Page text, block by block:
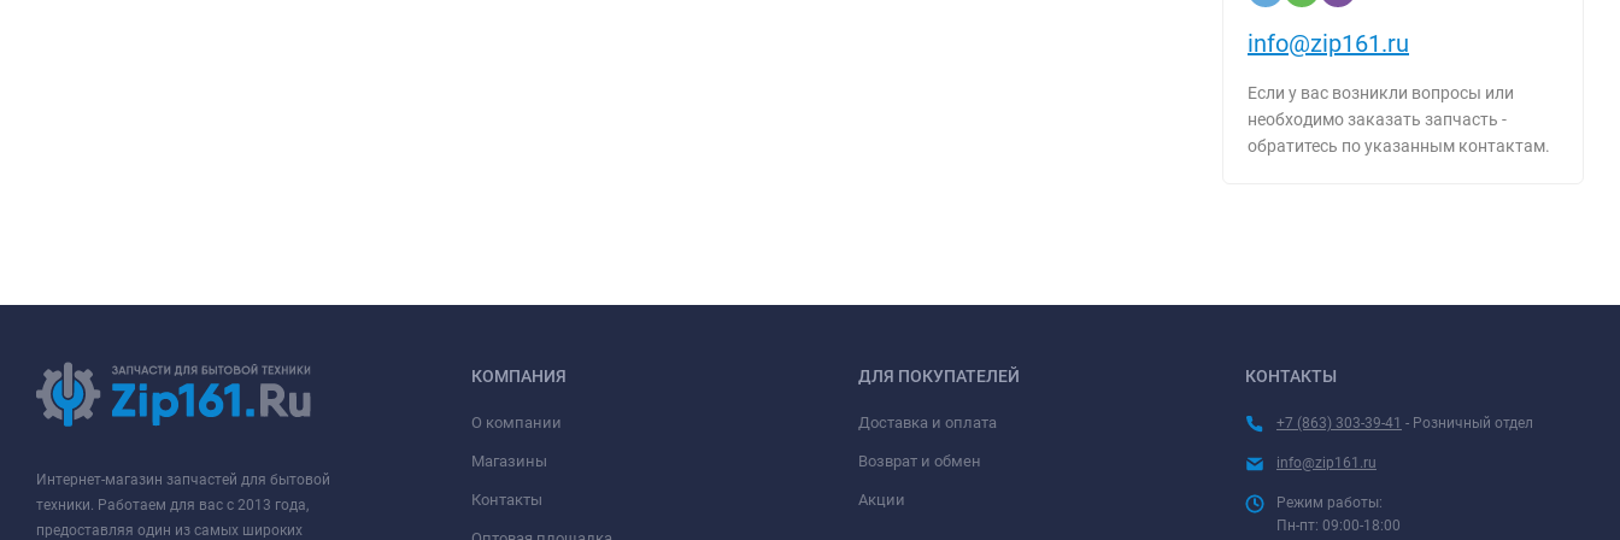
info@zip161.ru
Если у вас возникли вопросы или
необходимо заказать запчасть -
обратитесь по указанным контактам.
Интернет-магазин запчастей для бытовой
техники. Работаем для вас с 2013 года,
предоставляя один из самых широких
КОМПАНИЯ
О компании
Магазины
Контакты
ДЛЯ ПОКУПАТЕЛЕЙ
Доставка и оплата
Возврат и обмен
Акции
КОНТАКТЫ
+7 (863) 303-39-41 - Розничный отдел
info@zip161.ru
Режим работы:
Пн-пт: 09:00-18:00